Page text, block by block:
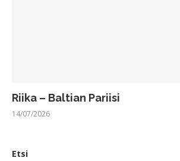
Riika – Baltian Pariisi
14/07/2026
Etsi